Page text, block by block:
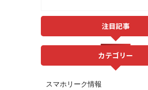
注目記事
カテゴリー
スマホリーク情報